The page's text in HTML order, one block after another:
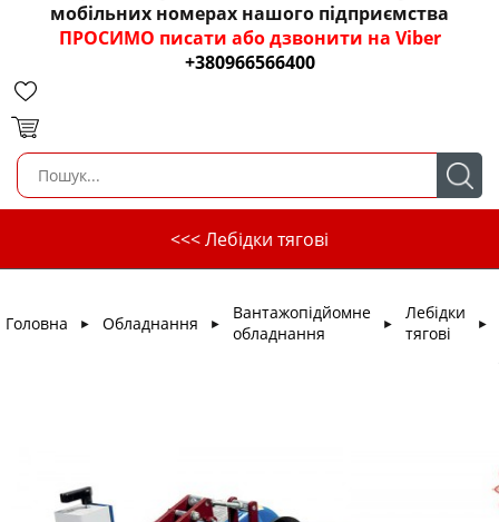
мобільних номерах нашого підприємства
ПРОСИМО писати або дзвонити на Viber
+380966566400
<<< Лебідки тягові
Головна ► Обладнання ►
Вантажопідйомне
обладнання
►
Лебідки
тягові
►